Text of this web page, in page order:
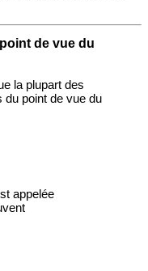
de vue du
la plupart des
du point de vue du
appelée